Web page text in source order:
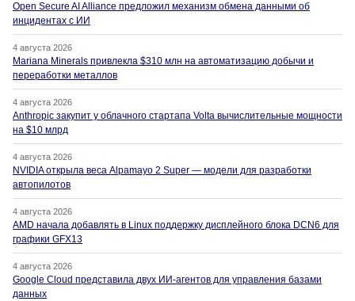
Open Secure AI Alliance предложил механизм обмена данными об
инцидентах с ИИ
4 августа 2026
Mariana Minerals привлекла $310 млн на автоматизацию добычи и
переработки металлов
4 августа 2026
Anthropic закупит у облачного стартапа Volta вычислительные мощности
на $10 млрд
4 августа 2026
NVIDIA открыла веса Alpamayo 2 Super — модели для разработки
автопилотов
4 августа 2026
AMD начала добавлять в Linux поддержку дисплейного блока DCN6 для
графики GFX13
4 августа 2026
Google Cloud представила двух ИИ-агентов для управления базами
данных